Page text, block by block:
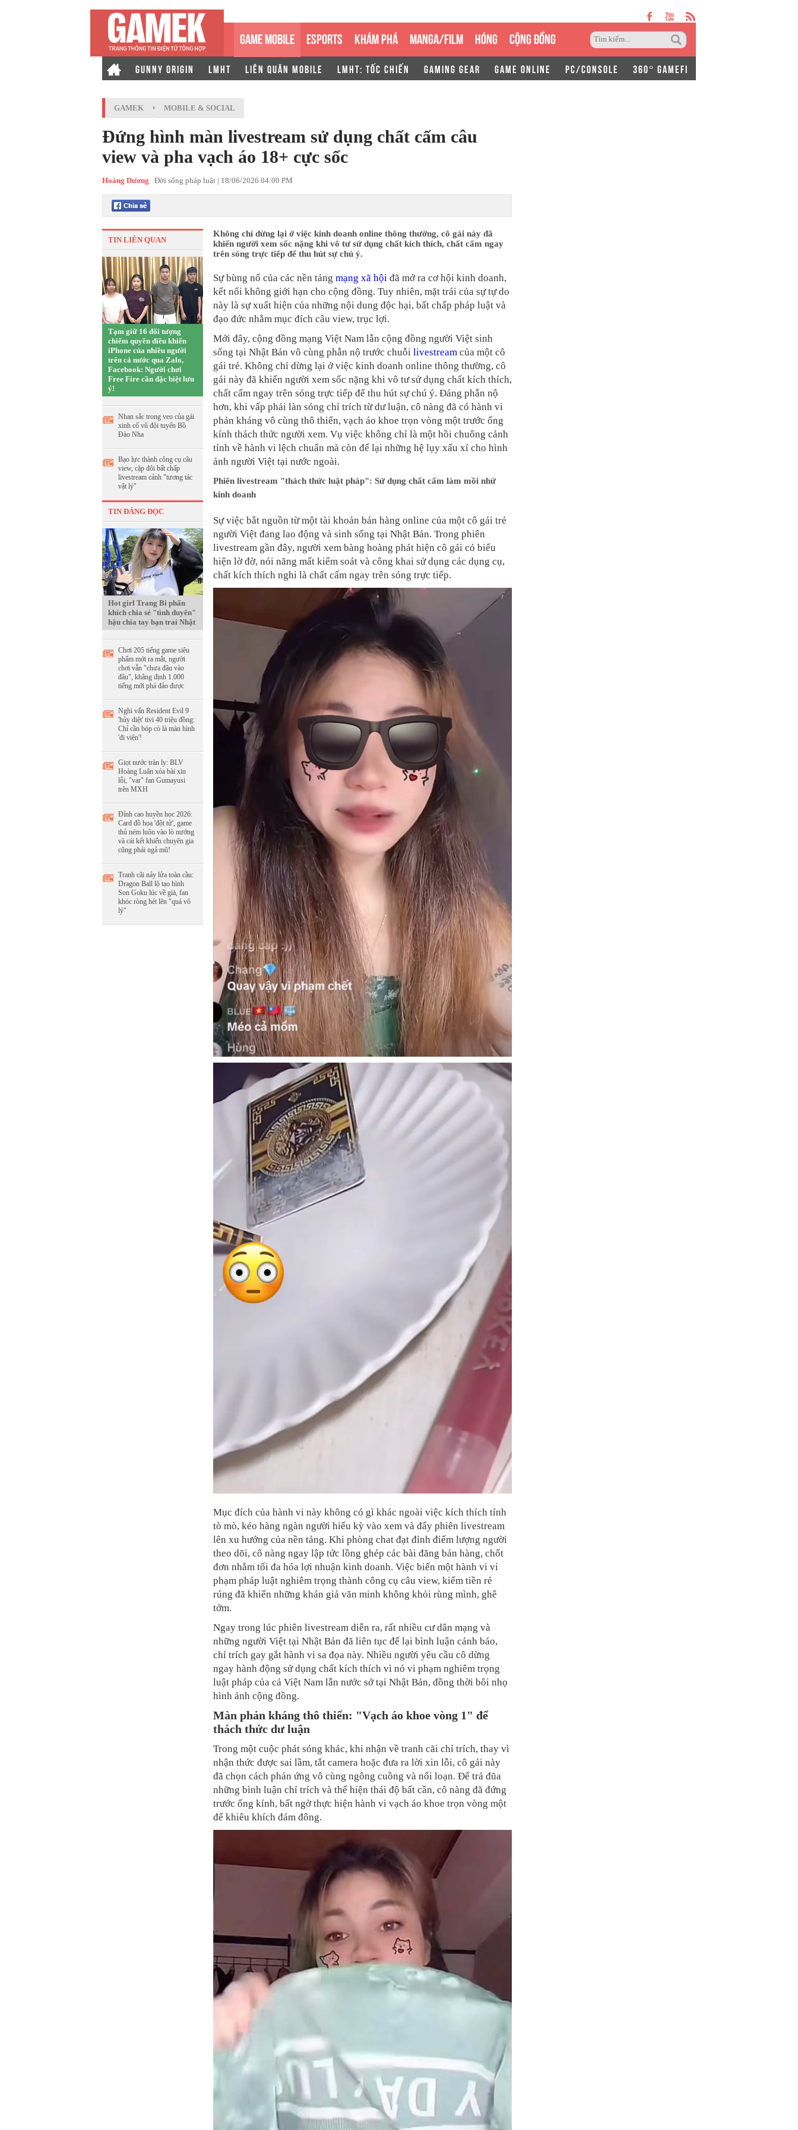
GAME MOBILE ESPORTS KHÁM PHÁ MANGA/FILM HÓNG CỘNG ĐỒNG
GUNNY ORIGIN LMHT LIÊN QUÂN MOBILE LMHT: TỐC CHIẾN GAMING GEAR GAME ONLINE PC/CONSOLE 360° GAMEFI
GAMEK › MOBILE & SOCIAL
Đứng hình màn livestream sử dụng chất cấm câu
view và pha vạch áo 18+ cực sốc
Hoàng Dương Đời sống pháp luật | 18/06/2026 04:00 PM
TIN LIÊN QUAN
Tạm giữ 16 đối tượng
chiếm quyền điều khiển
iPhone của nhiều người
trên cả nước qua Zalo,
Facebook: Người chơi
Free Fire cần đặc biệt lưu
ý!
Nhan sắc trong veo của gái
xinh cổ vũ đội tuyển Bồ
Đào Nha
Bạo lực thành công cụ câu
view, cặp đôi bất chấp
livestream cảnh "tương tác
vật lý"
TIN ĐÁNG ĐỌC
Hot girl Trang Bi phấn
khích chia sẻ "tình duyên"
hậu chia tay bạn trai Nhật
Chơi 205 tiếng game siêu
phẩm mới ra mắt, người
chơi vẫn "chưa đâu vào
đâu", khẳng định 1.000
tiếng mới phá đảo được
Nghi vấn Resident Evil 9
'hủy diệt' tivi 40 triệu đồng:
Chỉ cần bóp cò là màn hình
'đi viện'!
Giọt nước tràn ly: BLV
Hoàng Luân xóa bài xin
lỗi, "var" fan Gumayusi
trên MXH
Đỉnh cao huyền học 2026:
Card đồ họa 'đột tử', game
thủ ném luôn vào lò nướng
và cái kết khiến chuyên gia
cũng phải ngả mũ!
Tranh cãi nảy lửa toàn cầu:
Dragon Ball lộ tạo hình
Son Goku lúc về già, fan
khóc ròng hét lên "quá vô
lý"
Không chỉ dừng lại ở việc kinh doanh online thông thường, cô gái này đã
khiến người xem sốc nặng khi vô tư sử dụng chất kích thích, chất cấm ngay
trên sóng trực tiếp để thu hút sự chú ý.
Sự bùng nổ của các nền tảng mạng xã hội đã mở ra cơ hội kinh doanh,
kết nối không giới hạn cho cộng đồng. Tuy nhiên, mặt trái của sự tự do
này là sự xuất hiện của những nội dung độc hại, bất chấp pháp luật và
đạo đức nhằm mục đích câu view, trục lợi.
Mới đây, cộng đồng mạng Việt Nam lẫn cộng đồng người Việt sinh
sống tại Nhật Bản vô cùng phẫn nộ trước chuỗi livestream của một cô
gái trẻ. Không chỉ dừng lại ở việc kinh doanh online thông thường, cô
gái này đã khiến người xem sốc nặng khi vô tư sử dụng chất kích thích,
chất cấm ngay trên sóng trực tiếp để thu hút sự chú ý. Đáng phẫn nộ
hơn, khi vấp phải làn sóng chỉ trích từ dư luận, cô nàng đã có hành vi
phản kháng vô cùng thô thiển, vạch áo khoe trọn vòng một trước ống
kính thách thức người xem. Vụ việc không chỉ là một hồi chuông cảnh
tỉnh về hành vi lệch chuẩn mà còn để lại những hệ lụy xấu xí cho hình
ảnh người Việt tại nước ngoài.
Phiên livestream "thách thức luật pháp": Sử dụng chất cấm làm mồi nhử
kinh doanh
Sự việc bắt nguồn từ một tài khoản bán hàng online của một cô gái trẻ
người Việt đang lao động và sinh sống tại Nhật Bản. Trong phiên
livestream gần đây, người xem bàng hoàng phát hiện cô gái có biểu
hiện lờ đờ, nói năng mất kiểm soát và công khai sử dụng các dụng cụ,
chất kích thích nghi là chất cấm ngay trên sóng trực tiếp.
Mục đích của hành vi này không có gì khác ngoài việc kích thích tính
tò mò, kéo hàng ngàn người hiếu kỳ vào xem và đẩy phiên livestream
lên xu hướng của nền tảng. Khi phòng chat đạt đỉnh điểm lượng người
theo dõi, cô nàng ngay lập tức lồng ghép các bài đăng bán hàng, chốt
đơn nhằm tối đa hóa lợi nhuận kinh doanh. Việc biến một hành vi vi
phạm pháp luật nghiêm trọng thành công cụ câu view, kiếm tiền rẻ
rúng đã khiến những khán giả văn minh không khỏi rùng mình, ghê
tởm.
Ngay trong lúc phiên livestream diễn ra, rất nhiều cư dân mạng và
những người Việt tại Nhật Bản đã liên tục để lại bình luận cảnh báo,
chỉ trích gay gắt hành vi sa đọa này. Nhiều người yêu cầu cô dừng
ngay hành động sử dụng chất kích thích vì nó vi phạm nghiêm trọng
luật pháp của cả Việt Nam lẫn nước sở tại Nhật Bản, đồng thời bôi nhọ
hình ảnh cộng đồng.
Màn phản kháng thô thiển: "Vạch áo khoe vòng 1" để
thách thức dư luận
Trong một cuộc phát sóng khác, khi nhận về tranh cãi chỉ trích, thay vì
nhận thức được sai lầm, tắt camera hoặc đưa ra lời xin lỗi, cô gái này
đã chọn cách phản ứng vô cùng ngông cuồng và nổi loạn. Để trả đũa
những bình luận chỉ trích và thể hiện thái độ bất cần, cô nàng đã đứng
trước ống kính, bất ngờ thực hiện hành vi vạch áo khoe trọn vòng một
để khiêu khích đám đông.